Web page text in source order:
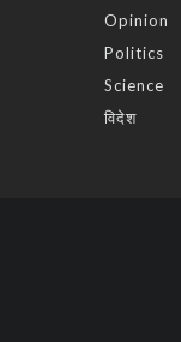
Opinion
Politics
Science
विदेश